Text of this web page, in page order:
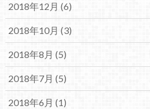
2018年12月 (6)
2018年10月 (3)
2018年8月 (5)
2018年7月 (5)
2018年6月 (1)